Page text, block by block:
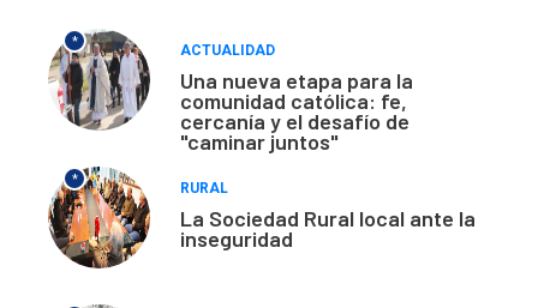
*
ACTUALIDAD
Una nueva etapa para la
comunidad católica: fe,
cercanía y el desafío de
"caminar juntos"
*
RURAL
La Sociedad Rural local ante la
inseguridad